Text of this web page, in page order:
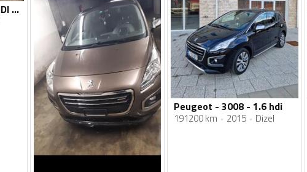
Peugeot - 3008 - 1.6 HDI BLUE
Peugeot - 3008 - 1.6 hdi
191200 km 2015 Dizel